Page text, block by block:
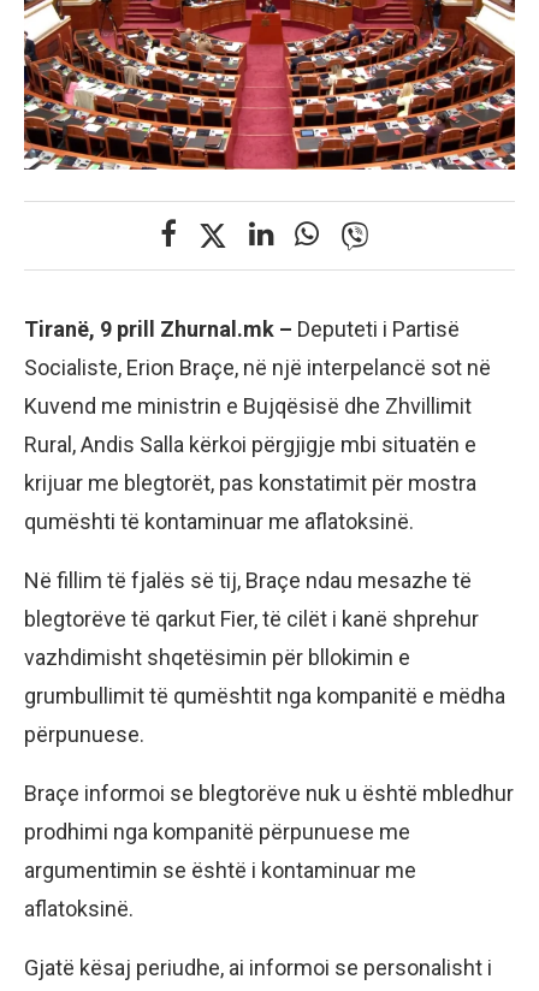
Tiranë, 9 prill Zhurnal.mk – Deputeti i Partisë
Socialiste, Erion Braçe, në një interpelancë sot në
Kuvend me ministrin e Bujqësisë dhe Zhvillimit
Rural, Andis Salla kërkoi përgjigje mbi situatën e
krijuar me blegtorët, pas konstatimit për mostra
qumështi të kontaminuar me aflatoksinë.
Në fillim të fjalës së tij, Braçe ndau mesazhe të
blegtorëve të qarkut Fier, të cilët i kanë shprehur
vazhdimisht shqetësimin për bllokimin e
grumbullimit të qumështit nga kompanitë e mëdha
përpunuese.
Braçe informoi se blegtorëve nuk u është mbledhur
prodhimi nga kompanitë përpunuese me
argumentimin se është i kontaminuar me
aflatoksinë.
Gjatë kësaj periudhe, ai informoi se personalisht i